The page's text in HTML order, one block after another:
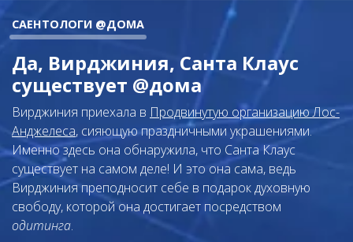
САЕНТОЛОГИ @ДОМА
Да, Вирджиния, Санта Клаус
существует @дома
Вирджиния приехала в Продвинутую организацию Лос-
Анджелеса, сияющую праздничными украшениями.
Именно здесь она обнаружила, что Санта Клаус
существует на самом деле! И это она сама, ведь
Вирджиния преподносит себе в подарок духовную
свободу, которой она достигает посредством
одитинга.